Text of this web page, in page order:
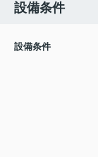
設備条件
設備条件